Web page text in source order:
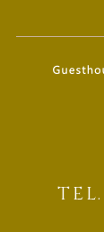
TEL.